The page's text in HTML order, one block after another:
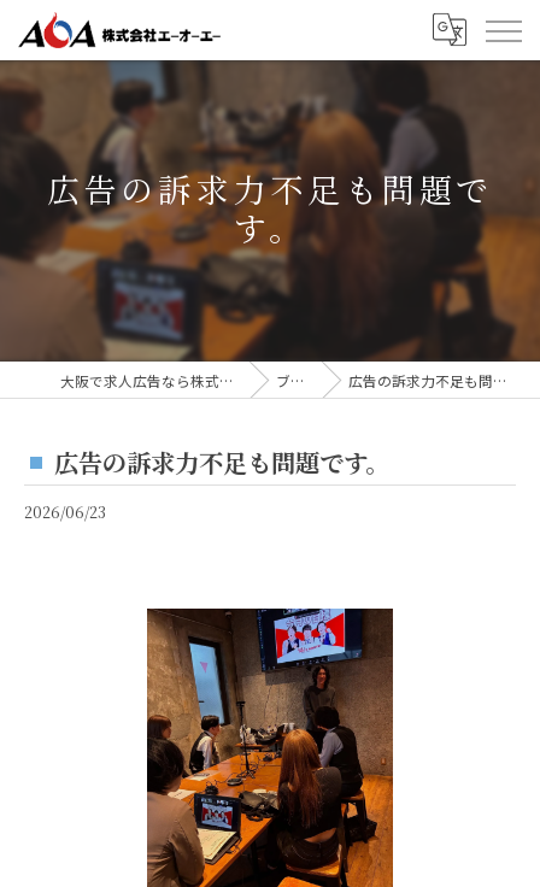
広告の訴求力不足も問題で
す。
大阪で求人広告なら株式会社AOA ブログ 広告の訴求力不足も問題です。
広告の訴求力不足も問題です。
2026/06/23